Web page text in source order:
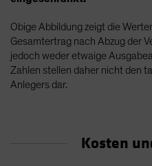
Obige Abbildung zeigt die
Gesamtertrag nach Abzug der
jedoch weder etwaige
Zahlen stellen daher nicht den
Anlegers dar.
Kosten